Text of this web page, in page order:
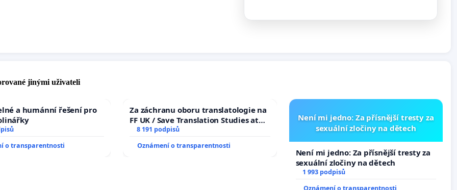
jinými uživateli
a humánní řešení pro
o transparentnosti
Za záchranu oboru translatologie na
FF UK / Save Translation Studies at
the Faculty of Arts, Charles
8 191 podpisů
Oznámení o transparentnosti
Není mi jedno: Za přísnější tresty za
sexuální zločiny na dětech
Není mi jedno: Za přísnější tresty za
sexuální zločiny na dětech
1 993 podpisů
Oznámení o transparentnosti